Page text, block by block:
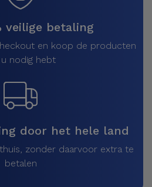
veilige betaling
en koop de producten
nodig hebt
door het hele land
zonder daarvoor extra te
betalen